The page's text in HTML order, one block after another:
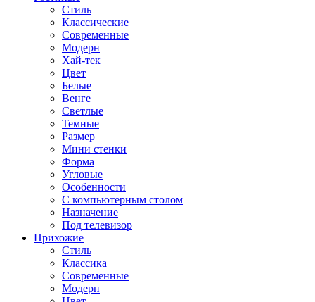
Стиль
Классические
Современные
Модерн
Хай-тек
Цвет
Белые
Венге
Светлые
Темные
Размер
Мини стенки
Форма
Угловые
Особенности
С компьютерным столом
Назначение
Под телевизор
Прихожие
Стиль
Классика
Современные
Модерн